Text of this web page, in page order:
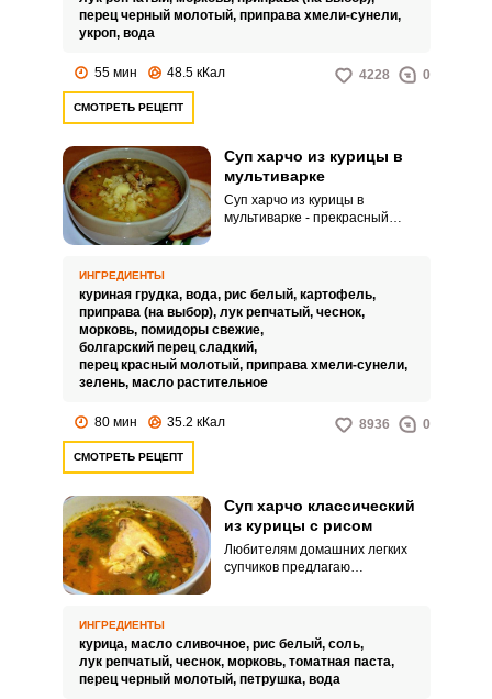
перец черный молотый, приправа хмели-сунели,
укроп, вода
55 мин 48.5 кКал 4228 0
СМОТРЕТЬ РЕЦЕПТ
Суп харчо из курицы в
мультиварке
Суп харчо из курицы в
мультиварке - прекрасный
рекомендую воспользоваться
отличным рецептом и
приготовить его.
ИНГРЕДИЕНТЫ
куриная грудка, вода, рис белый, картофель,
приправа (на выбор), лук репчатый, чеснок,
морковь, помидоры свежие,
болгарский перец сладкий,
перец красный молотый, приправа хмели-сунели,
зелень, масло растительное
80 мин 35.2 кКал 8936 0
СМОТРЕТЬ РЕЦЕПТ
Суп харчо классический
из курицы с рисом
Любителям домашних легких
супчиков предлагаю
курицы с рисом. Для
приготовления харчо
используются доступные и
недорогие ингредиенты.
ИНГРЕДИЕНТЫ
курица, масло сливочное, рис белый, соль,
лук репчатый, чеснок, морковь, томатная паста,
перец черный молотый, петрушка, вода